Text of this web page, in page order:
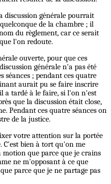
discussion générale pourrait
de la chambre ; il
du règlement, car ce serait
l'on redoute.
ouverte, pour que ces
générale n'a pas été
séances ; pendant ces quatre
aurait pu se faire inscrire
a tardé à le faire, si l'on n'est
que la discussion était close,
Pendant ces quatre séances on
de la justice.
votre attention sur la portée
C'est bien à tort qu'on me
que parce que je crains
ne m'opposant à ce que
parce que je ne partage pas